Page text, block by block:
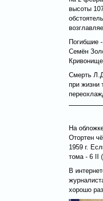
высоты
Погибшие
Семён
Смерть
при жизни
На
Отортен
1959 г.
тома - 6 II
В
хорошо